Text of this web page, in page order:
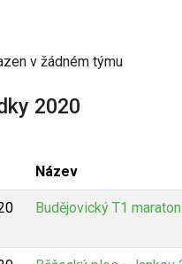
v žádném týmu
2020
Název
Budějovický T1 maraton